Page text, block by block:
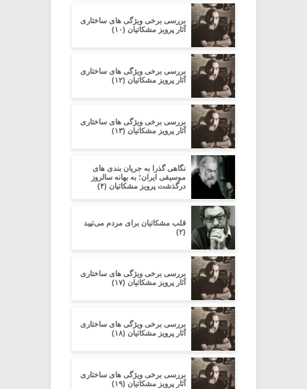
بررسی برخی ویژگی های ساختاری
آثار پرویز مشکاتیان (۱۰)
بررسی برخی ویژگی های ساختاری
آثار پرویز مشکاتیان (۱۲)
بررسی برخی ویژگی های ساختاری
آثار پرویز مشکاتیان (۱۳)
نگاهی گذرا به جریان بندی های
موسیقی ایران؛ به بهانه سالروز
درگذشت پرویز مشکاتیان (۴)
قلب مشکاتیان برای مردم می‌تپید
(۲)
بررسی برخی ویژگی های ساختاری
آثار پرویز مشکاتیان (۱۷)
بررسی برخی ویژگی های ساختاری
آثار پرویز مشکاتیان (۱۸)
بررسی برخی ویژگی های ساختاری
آثار پرویز مشکاتیان (۱۹)